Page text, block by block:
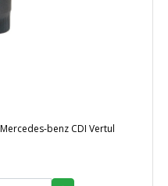
benz CDI Vertul